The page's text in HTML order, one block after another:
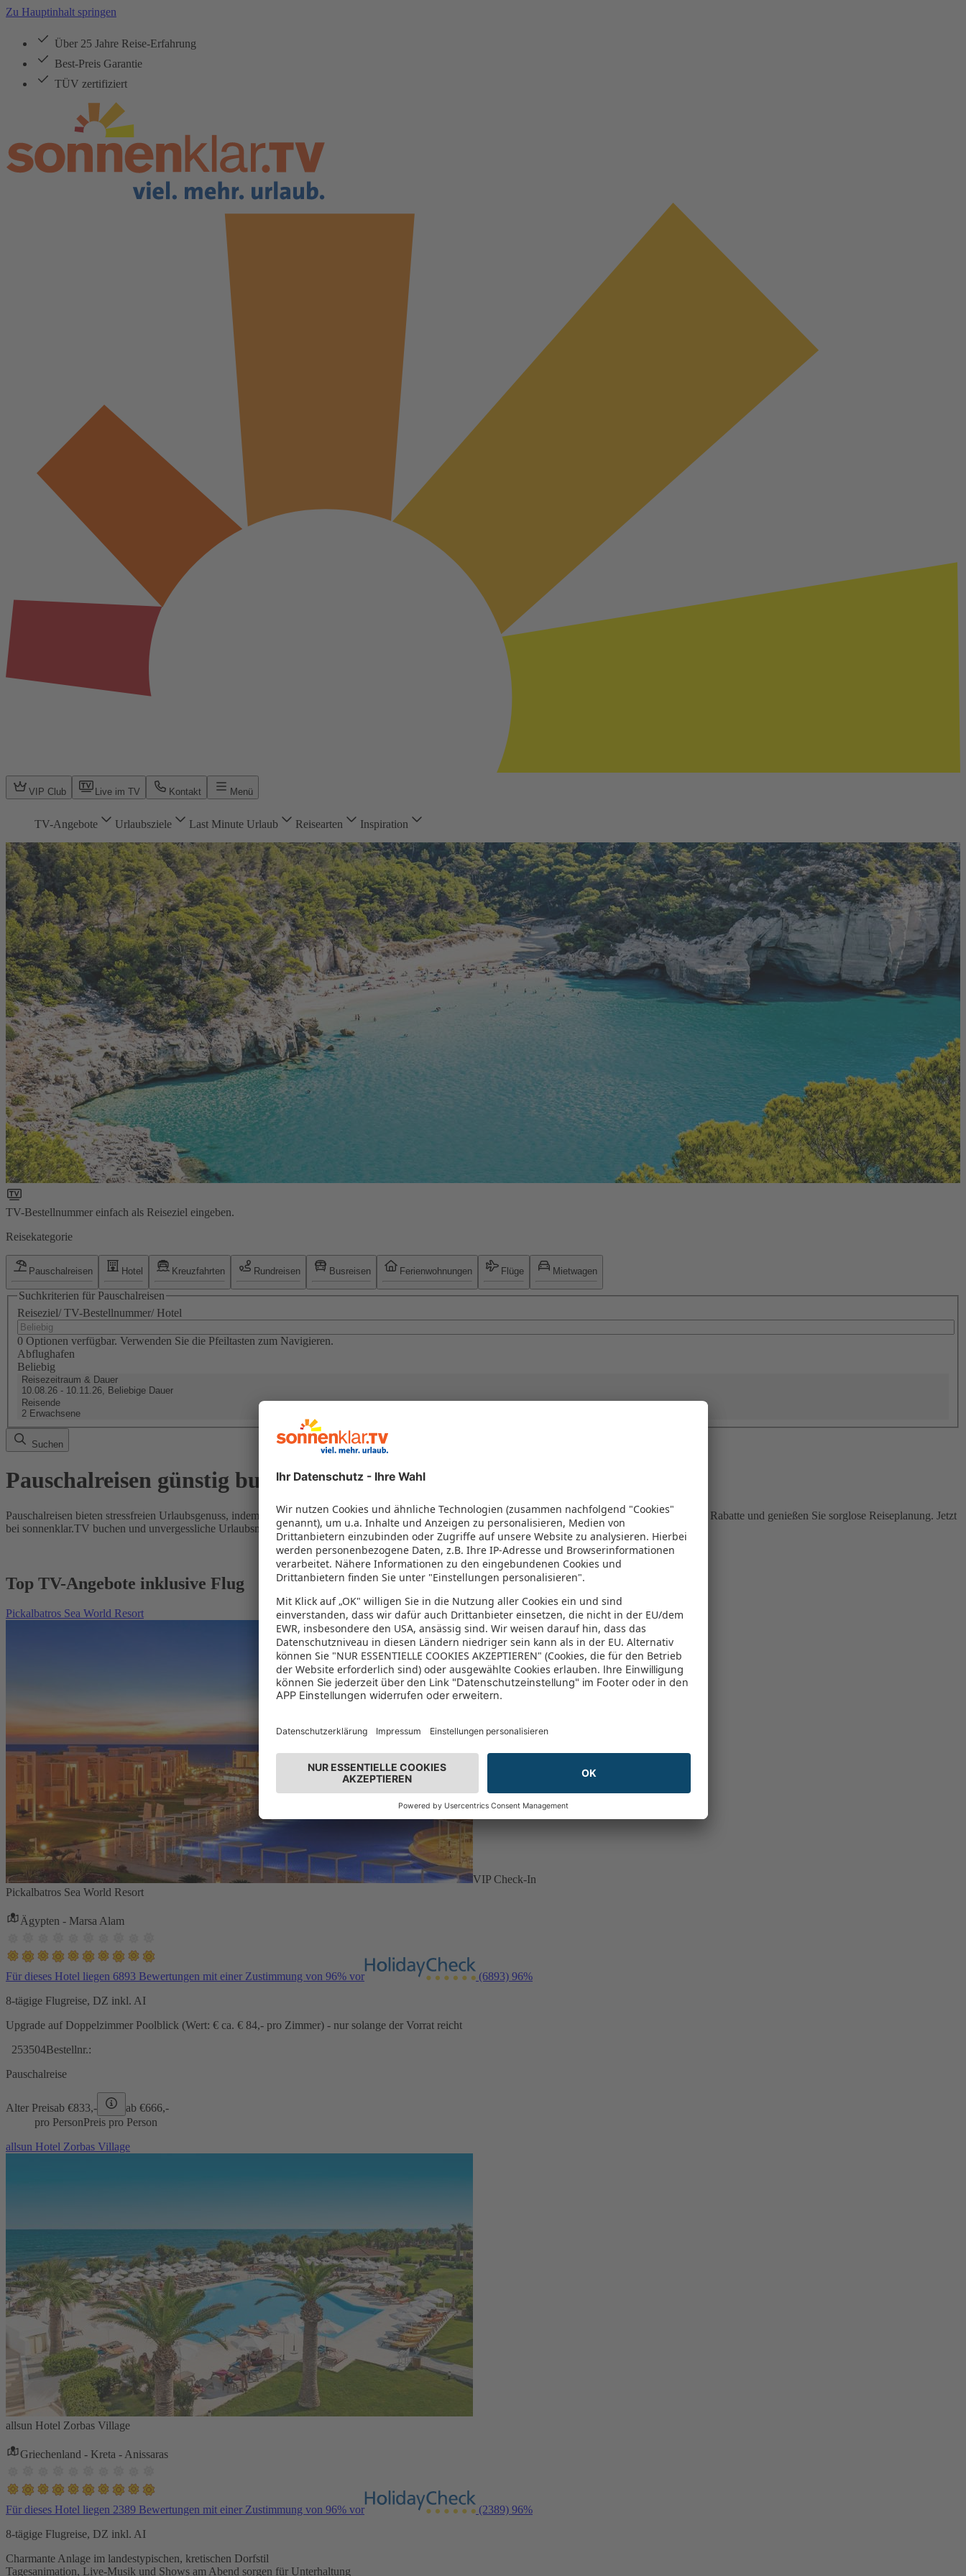
Zu Hauptinhalt springen
Über 25 Jahre Reise-Erfahrung
Best-Preis Garantie
TÜV zertifiziert
VIP Club Live im TV Kontakt Menü
TV-Angebote Urlaubsziele Last Minute Urlaub Reisearten Inspiration
TV-Bestellnummer einfach als Reiseziel eingeben.
Reisekategorie
Pauschalreisen Hotel Kreuzfahrten Rundreisen Busreisen Ferienwohnungen Flüge Mietwagen
Suchkriterien für Pauschalreisen
Reiseziel/ TV-Bestellnummer/ Hotel
0 Optionen verfügbar. Verwenden Sie die Pfeiltasten zum Navigieren.
Abflughafen
Beliebig
Reisezeitraum & Dauer
10.08.26 - 10.11.26, Beliebige Dauer
Reisende
2 Erwachsene
Suchen
Pauschalreisen günstig buchen
Pauschalreisen bieten stressfreien Urlaubsgenuss, indem Flug und Hotel in einem Paket kombiniert werden – das spart Zeit und Geld. Nutzen Sie attraktive Rabatte und genießen Sie sorglose Reiseplanung. Jetzt
bei sonnenklar.TV buchen und unvergessliche Urlaubsmomente erleben!
Top TV-Angebote inklusive Flug
Pickalbatros Sea World Resort
VIP Check-In
Pickalbatros Sea World Resort
Ägypten - Marsa Alam
Für dieses Hotel liegen 6893 Bewertungen mit einer Zustimmung von 96% vor (6893) 96%
8-tägige Flugreise, DZ inkl. AI
Upgrade auf Doppelzimmer Poolblick (Wert: € ca. € 84,- pro Zimmer) - nur solange der Vorrat reicht
253504Bestellnr.:
Pauschalreise
Alter Preisab €833,- ab €666,-
pro PersonPreis pro Person
allsun Hotel Zorbas Village
allsun Hotel Zorbas Village
Griechenland - Kreta - Anissaras
Für dieses Hotel liegen 2389 Bewertungen mit einer Zustimmung von 96% vor (2389) 96%
8-tägige Flugreise, DZ inkl. AI
Charmante Anlage im landestypischen, kretischen Dorfstil
Tagesanimation, Live-Musik und Shows am Abend sorgen für Unterhaltung